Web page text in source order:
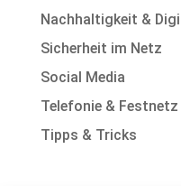
Nachhaltigkeit &
Sicherheit im Netz
Social Media
Telefonie & Festnetz
Tipps & Tricks